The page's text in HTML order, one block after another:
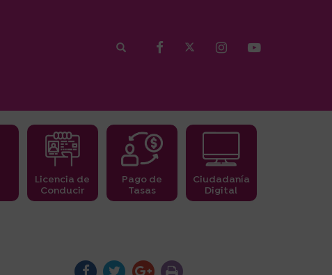
Licencia de
Conducir
Pago de
Tasas
Ciudadanía
Digital